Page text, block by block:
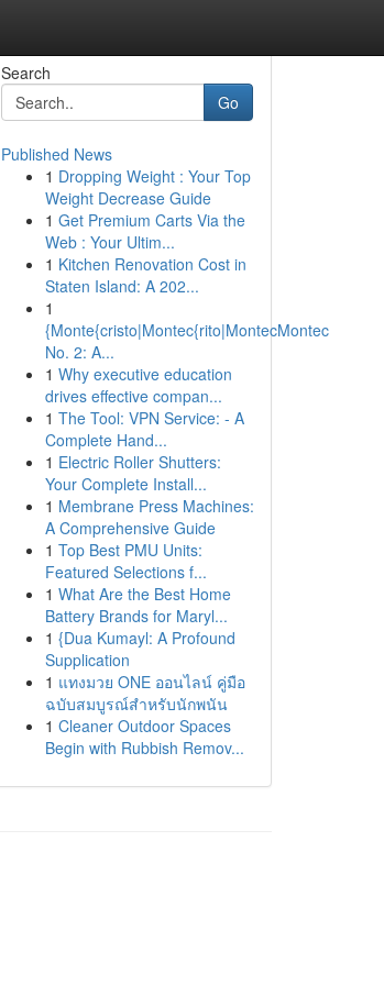
Search
Go
Published News
1 Dropping Weight : Your Top
Weight Decrease Guide
1 Get Premium Carts Via the
Web : Your Ultim...
1 Kitchen Renovation Cost in
Staten Island: A 202...
1
{Monte{cristo|Montec{rito|MontecMontec
No. 2: A...
1 Why executive education
drives effective compan...
1 The Tool: VPN Service: - A
Complete Hand...
1 Electric Roller Shutters:
Your Complete Install...
1 Membrane Press Machines:
A Comprehensive Guide
1 Top Best PMU Units:
Featured Selections f...
1 What Are the Best Home
Battery Brands for Maryl...
1 {Dua Kumayl: A Profound
Supplication
1 แทงมวย ONE ออนไลน์ คู่มือ
ฉบับสมบูรณ์สำหรับนักพนัน
1 Cleaner Outdoor Spaces
Begin with Rubbish Remov...